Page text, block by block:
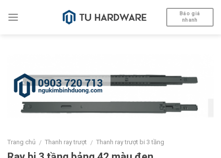
Báo giá
nhanh
Trang chủ / Thanh ray trượt / Thanh ray trượt bi 3 tầng